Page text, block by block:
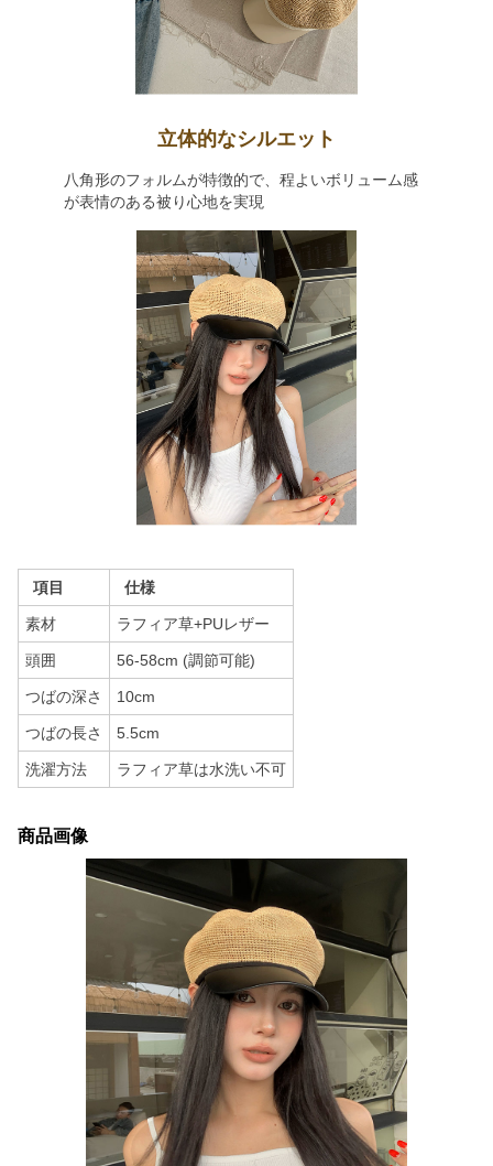
立体的なシルエット
八角形のフォルムが特徴的で、程よいボリューム感
が表情のある被り心地を実現
項目 仕様
素材 ラフィア草+PUレザー
頭囲 56-58cm (調節可能)
つばの深さ 10cm
つばの長さ 5.5cm
洗濯方法 ラフィア草は水洗い不可
商品画像